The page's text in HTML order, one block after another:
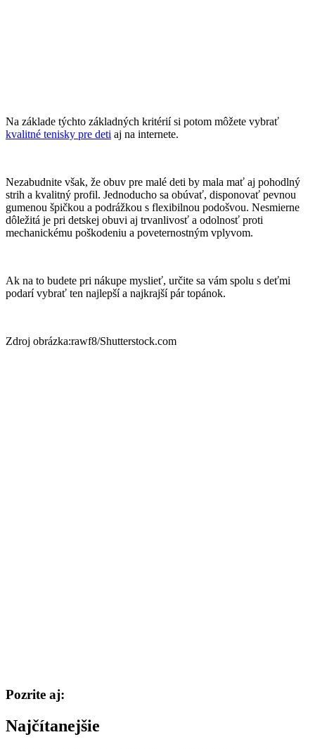
Na základe týchto základných kritérií si potom môžete vybrať
kvalitné tenisky pre deti aj na internete.
Nezabudnite však, že obuv pre malé deti by mala mať aj pohodlný
strih a kvalitný profil. Jednoducho sa obúvať, disponovať pevnou
gumenou špičkou a podrážkou s flexibilnou podošvou. Nesmierne
dôležitá je pri detskej obuvi aj trvanlivosť a odolnosť proti
mechanickému poškodeniu a poveternostným vplyvom.
Ak na to budete pri nákupe myslieť, určite sa vám spolu s deťmi
podarí vybrať ten najlepší a najkrajší pár topánok.
Zdroj obrázka:rawf8/Shutterstock.com
Pozrite aj:
Najčítanejšie